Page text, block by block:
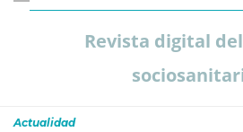
Revista digital
Actualidad